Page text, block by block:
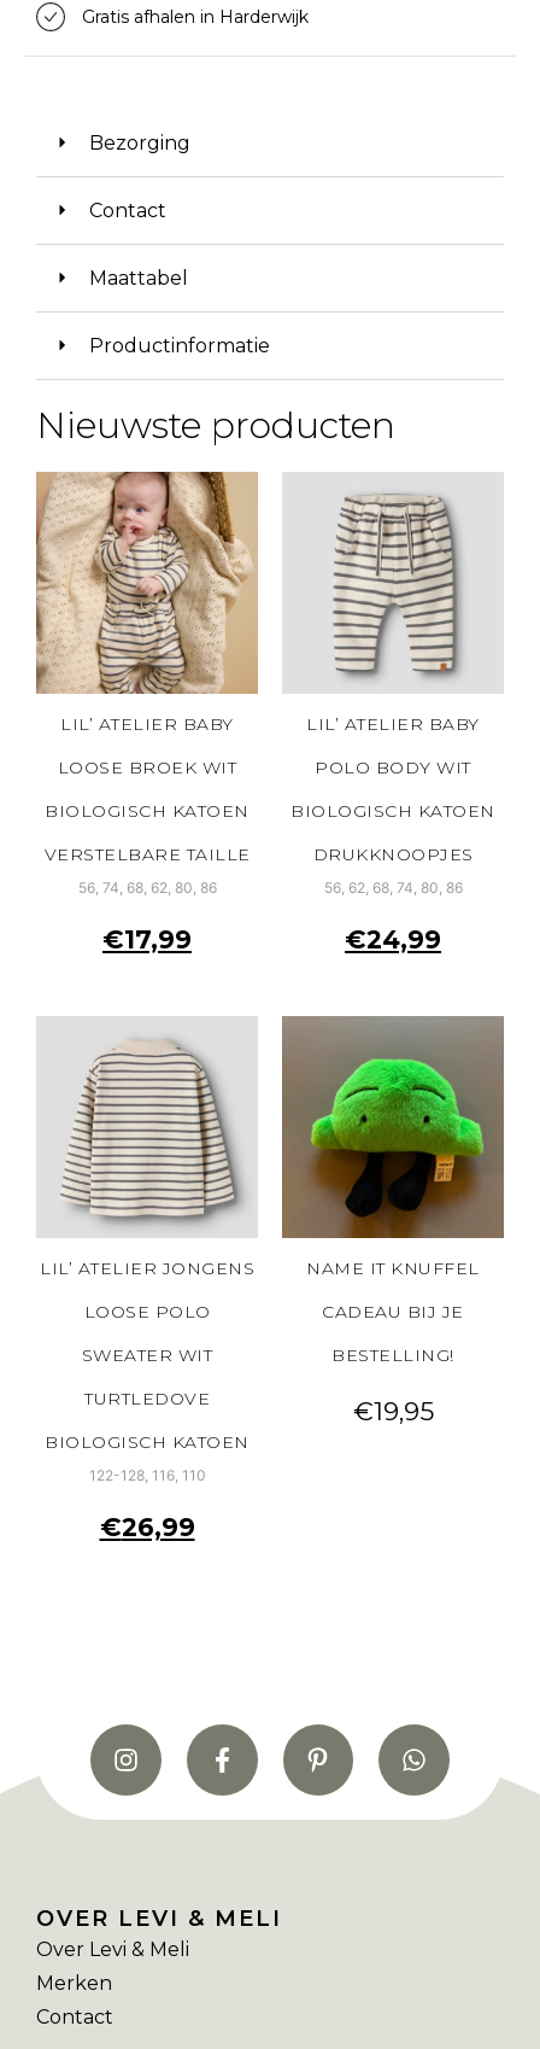
Gratis afhalen in Harderwijk
Bezorging
Contact
Maattabel
Productinformatie
Nieuwste producten
LIL’ ATELIER BABY
LOOSE BROEK WIT
BIOLOGISCH KATOEN
VERSTELBARE TAILLE
56, 74, 68, 62, 80, 86
€17,99
LIL’ ATELIER BABY
POLO BODY WIT
BIOLOGISCH KATOEN
DRUKKNOOPJES
56, 62, 68, 74, 80, 86
€24,99
LIL’ ATELIER JONGENS
LOOSE POLO
SWEATER WIT
TURTLEDOVE
BIOLOGISCH KATOEN
122-128, 116, 110
€26,99
NAME IT KNUFFEL
CADEAU BIJ JE
BESTELLING!
€19,95
OVER LEVI & MELI
Over Levi & Meli
Merken
Contact